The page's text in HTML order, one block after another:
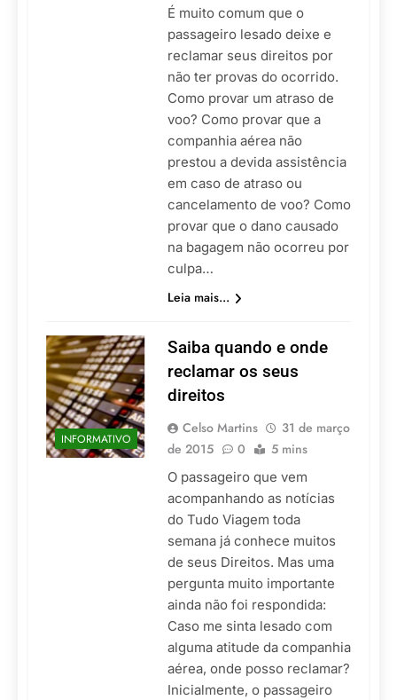
É muito comum que o
passageiro lesado deixe e
reclamar seus direitos por
não ter provas do ocorrido.
Como provar um atraso de
voo? Como provar que a
companhia aérea não
prestou a devida assistência
em caso de atraso ou
cancelamento de voo? Como
provar que o dano causado
na bagagem não ocorreu por
culpa…
Leia mais...
INFORMATIVO
Saiba quando e onde
reclamar os seus
direitos
Celso Martins
31 de março
de 2015
0 5 mins
O passageiro que vem
acompanhando as notícias
do Tudo Viagem toda
semana já conhece muitos
de seus Direitos. Mas uma
pergunta muito importante
ainda não foi respondida:
Caso me sinta lesado com
alguma atitude da companhia
aérea, onde posso reclamar?
Inicialmente, o passageiro